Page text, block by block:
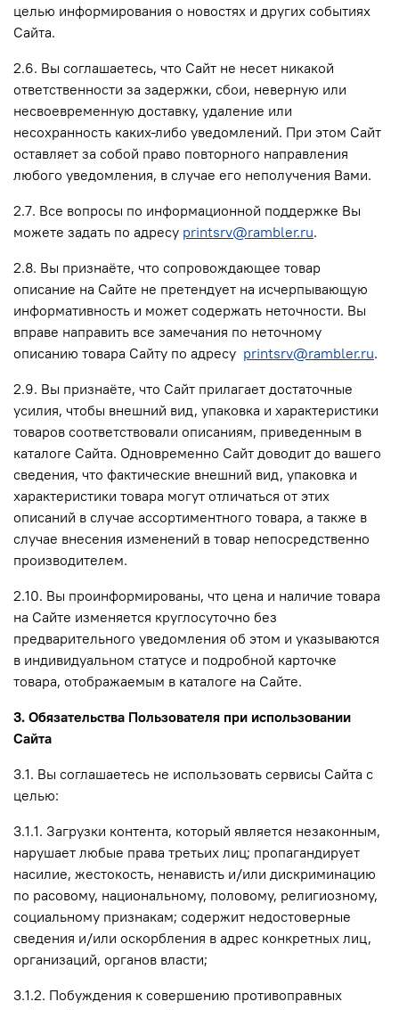
целью информирования о новостях и других событиях
Сайта.
2.6. Вы соглашаетесь, что Сайт не несет никакой
ответственности за задержки, сбои, неверную или
несвоевременную доставку, удаление или
несохранность каких-либо уведомлений. При этом Сайт
оставляет за собой право повторного направления
любого уведомления, в случае его неполучения Вами.
2.7. Все вопросы по информационной поддержке Вы
можете задать по адресу printsrv@rambler.ru.
2.8. Вы признаёте, что сопровождающее товар
описание на Сайте не претендует на исчерпывающую
информативность и может содержать неточности. Вы
вправе направить все замечания по неточному
описанию товара Сайту по адресу printsrv@rambler.ru.
2.9. Вы признаёте, что Сайт прилагает достаточные
усилия, чтобы внешний вид, упаковка и характеристики
товаров соответствовали описаниям, приведенным в
каталоге Сайта. Одновременно Сайт доводит до вашего
сведения, что фактические внешний вид, упаковка и
характеристики товара могут отличаться от этих
описаний в случае ассортиментного товара, а также в
случае внесения изменений в товар непосредственно
производителем.
2.10. Вы проинформированы, что цена и наличие товара
на Сайте изменяется круглосуточно без
предварительного уведомления об этом и указываются
в индивидуальном статусе и подробной карточке
товара, отображаемым в каталоге на Сайте.
3. Обязательства Пользователя при использовании
Сайта
3.1. Вы соглашаетесь не использовать сервисы Сайта с
целью:
3.1.1. Загрузки контента, который является незаконным,
нарушает любые права третьих лиц; пропагандирует
насилие, жестокость, ненависть и/или дискриминацию
по расовому, национальному, половому, религиозному,
социальному признакам; содержит недостоверные
сведения и/или оскорбления в адрес конкретных лиц,
организаций, органов власти;
3.1.2. Побуждения к совершению противоправных